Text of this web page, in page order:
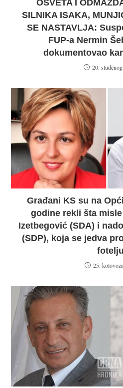
OSVETA I
SILNIKA ISAKA,
SE NASTAVLJA:
FUP-a Nermin
dokumentovao
20.
Građani KS su na
godine rekli šta
Izetbegović (SDA) i
(SDP), koja se jedva
25.